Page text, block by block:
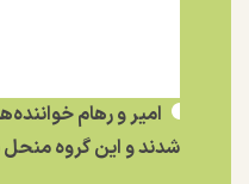
امیر و رهام
شدند و این گروه